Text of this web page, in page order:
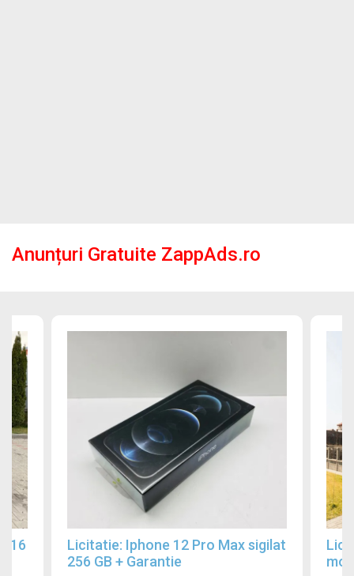
Anunțuri Gratuite ZappAds.ro
Licitatie: Iphone 12 Pro Max sigilat
256 GB + Garantie